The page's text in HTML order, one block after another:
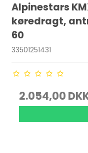
Alpinestars
køredragt,
60
33501251431
2.054,00